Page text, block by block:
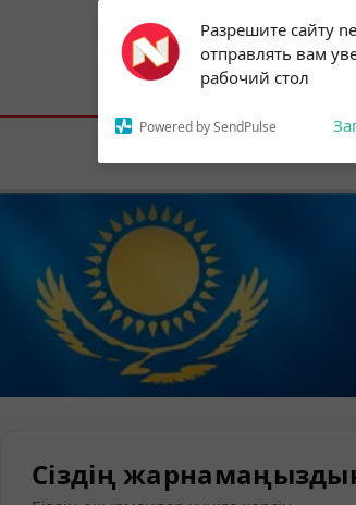
Разрешите сайту
отправлять вам
рабочий стол
Powered by SendPulse
Subscribe to our
notifications!
To enable permission prompts,
the notification icon
Астана:19°C
Сіздің